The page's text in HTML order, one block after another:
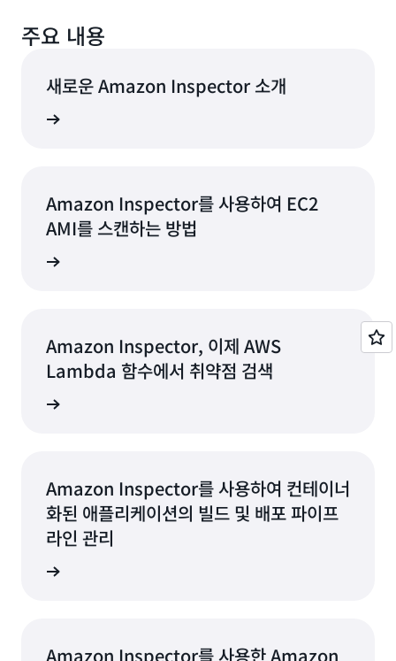
주요 내용
새로운 Amazon Inspector 소개
Amazon Inspector를 사용하여 EC2
AMI를 스캔하는 방법
Amazon Inspector, 이제 AWS
Lambda 함수에서 취약점 검색
Amazon Inspector를 사용하여 컨테이너
화된 애플리케이션의 빌드 및 배포 파이프
라인 관리
Amazon Inspector를 사용한 Amazon